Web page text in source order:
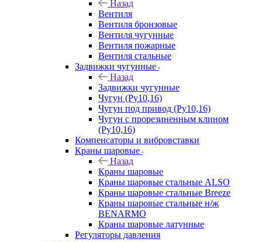
Назад
Вентиля
Вентиля бронзовые
Вентиля чугунные
Вентиля пожарные
Вентиля стальные
Задвижки чугунные
Назад
Задвижки чугунные
Чугун (Ру10,16)
Чугун под привод (Ру10,16)
Чугун с прорезиненным клином
(Ру10,16)
Компенсаторы и вибровставки
Краны шаровые
Назад
Краны шаровые
Краны шаровые стальные ALSO
Краны шаровые стальные Breeze
Краны шаровые стальные н/ж
BENARMO
Краны шаровые латунные
Регуляторы давления